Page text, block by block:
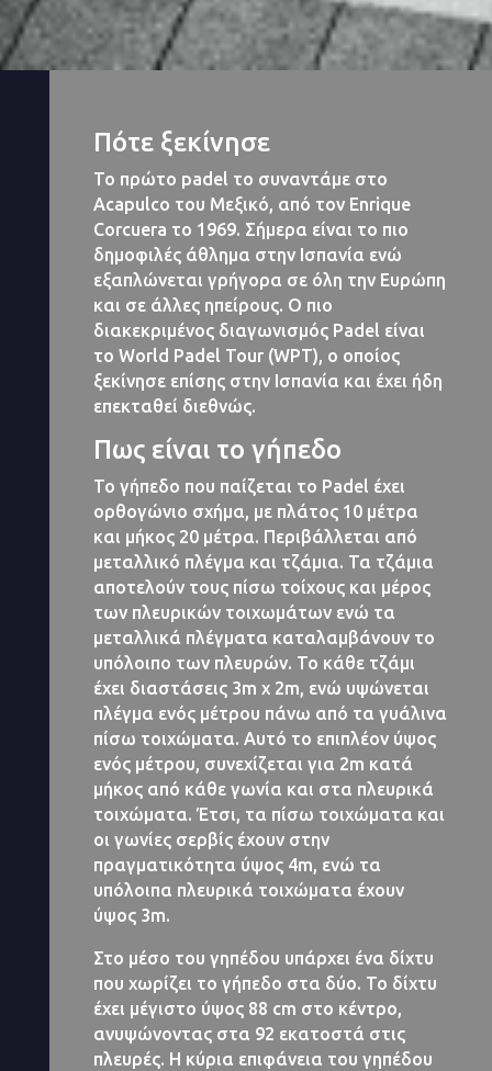
Πότε ξεκίνησε
Το πρώτο padel το συναντάμε στο
Acapulco του Μεξικό, από τον Enrique
Corcuera το 1969. Σήμερα είναι το πιο
δημοφιλές άθλημα στην Ισπανία ενώ
εξαπλώνεται γρήγορα σε όλη την Ευρώπη
και σε άλλες ηπείρους. Ο πιο
διακεκριμένος διαγωνισμός Padel είναι
το World Padel Tour (WPT), ο οποίος
ξεκίνησε επίσης στην Ισπανία και έχει ήδη
επεκταθεί διεθνώς.
Πως είναι το γήπεδο
Το γήπεδο που παίζεται το Padel έχει
ορθογώνιο σχήμα, με πλάτος 10 μέτρα
και μήκος 20 μέτρα. Περιβάλλεται από
μεταλλικό πλέγμα και τζάμια. Τα τζάμια
αποτελούν τους πίσω τοίχους και μέρος
των πλευρικών τοιχωμάτων ενώ τα
μεταλλικά πλέγματα καταλαμβάνουν το
υπόλοιπο των πλευρών. Το κάθε τζάμι
έχει διαστάσεις 3m x 2m, ενώ υψώνεται
πλέγμα ενός μέτρου πάνω από τα γυάλινα
πίσω τοιχώματα. Αυτό το επιπλέον ύψος
ενός μέτρου, συνεχίζεται για 2m κατά
μήκος από κάθε γωνία και στα πλευρικά
τοιχώματα. Έτσι, τα πίσω τοιχώματα και
οι γωνίες σερβίς έχουν στην
πραγματικότητα ύψος 4m, ενώ τα
υπόλοιπα πλευρικά τοιχώματα έχουν
ύψος 3m.
Στο μέσο του γηπέδου υπάρχει ένα δίχτυ
που χωρίζει το γήπεδο στα δύο. Το δίχτυ
έχει μέγιστο ύψος 88 cm στο κέντρο,
ανυψώνοντας στα 92 εκατοστά στις
πλευρές. Η κύρια επιφάνεια του γηπέδου